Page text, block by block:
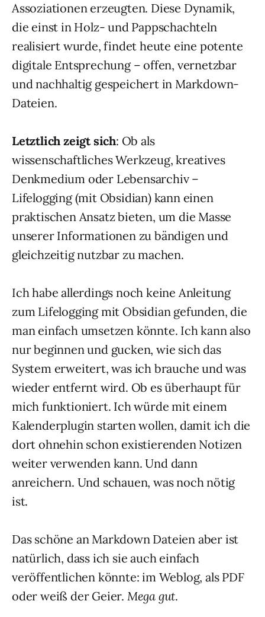
Assoziationen erzeugten. Diese Dynamik,
die einst in Holz- und Pappschachteln
realisiert wurde, findet heute eine potente
digitale Entsprechung – offen, vernetzbar
und nachhaltig gespeichert in Markdown-
Dateien.
Letztlich zeigt sich: Ob als
wissenschaftliches Werkzeug, kreatives
Denkmedium oder Lebensarchiv –
Lifelogging (mit Obsidian) kann einen
praktischen Ansatz bieten, um die Masse
unserer Informationen zu bändigen und
gleichzeitig nutzbar zu machen.
Ich habe allerdings noch keine Anleitung
zum Lifelogging mit Obsidian gefunden, die
man einfach umsetzen könnte. Ich kann also
nur beginnen und gucken, wie sich das
System erweitert, was ich brauche und was
wieder entfernt wird. Ob es überhaupt für
mich funktioniert. Ich würde mit einem
Kalenderplugin starten wollen, damit ich die
dort ohnehin schon existierenden Notizen
weiter verwenden kann. Und dann
anreichern. Und schauen, was noch nötig
ist.
Das schöne an Markdown Dateien aber ist
natürlich, dass ich sie auch einfach
veröffentlichen könnte: im Weblog, als PDF
oder weiß der Geier. Mega gut.